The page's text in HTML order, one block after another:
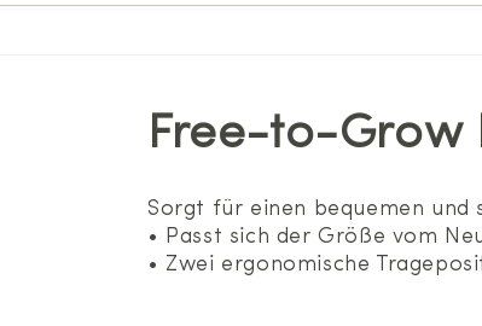
Free-to-Grow
Sorgt für einen bequemen und
• Passt sich der Größe vom
• Zwei ergonomische